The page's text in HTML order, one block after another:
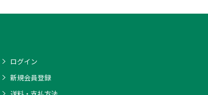
ログイン
新規会員登録